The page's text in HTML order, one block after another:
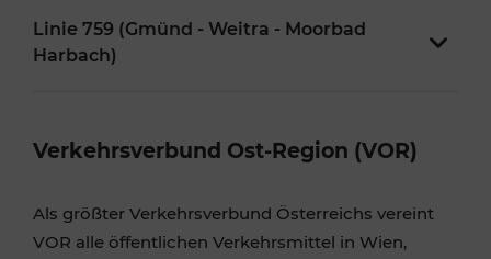
Linie 759 (Gmünd - Weitra - Moorbad
Harbach)
Verkehrsverbund Ost-Region (VOR)
Als größter Verkehrsverbund Österreichs vereint
VOR alle öffentlichen Verkehrsmittel in Wien,